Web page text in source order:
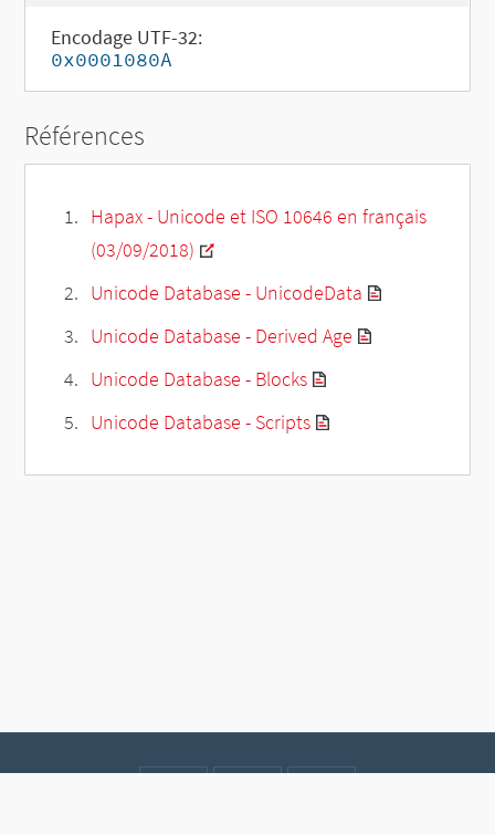
Encodage UTF-32:
0x0001080A
Références
Hapax - Unicode et ISO 10646 en français
(03/09/2018)
Unicode Database - UnicodeData
Unicode Database - Derived Age
Unicode Database - Blocks
Unicode Database - Scripts